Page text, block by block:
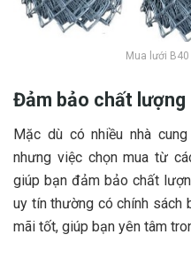
Mua lưới B40
Đảm bảo chất lượng
Mặc dù có nhiều nhà
nhưng việc chọn mua từ
giúp bạn đảm bảo chất
uy tín thường có chính sách
mãi tốt, giúp bạn yên tâm